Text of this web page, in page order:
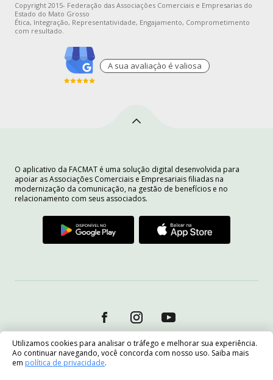
Utilizamos cookies para analisar o tráfego e melhorar sua experiência.
Ao continuar navegando, você concorda com nosso uso. Saiba mais
em política de privacidade.
Copyright 2015- Federação das Associações Comerciais e Empresarias do
Estado do Mato Grosso
Ética, Integração, Representatividade, Engajamento, Comprometimento
com resultado.
A sua avaliaçào é valiosa
O aplicativo da FACMAT é uma solução digital desenvolvida para
apoiar as Associações Comerciais e Empresariais filiadas na
modernização da comunicação, na gestão de benefícios e no
relacionamento com seus associados.